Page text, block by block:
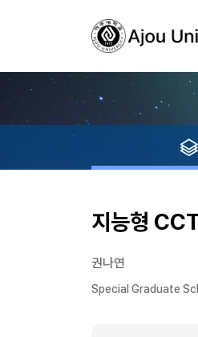
지능형
권나연
Special Graduate